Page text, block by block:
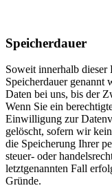
Speicherdauer
Soweit innerhalb dieser
Speicherdauer genannt
Daten bei uns, bis der
Wenn Sie ein
Einwilligung zur
gelöscht, sofern wir
die Speicherung Ihrer
steuer- oder
letztgenannten Fall
Gründe.